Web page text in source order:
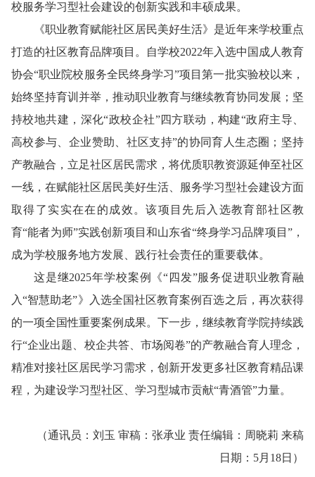
校服务学习型社会建设的创新实践和丰硕成果。
《职业教育赋能社区居民美好生活》是近年来学校重点
打造的社区教育品牌项目。自学校2022年入选中国成人教育
协会“职业院校服务全民终身学习”项目第一批实验校以来，
始终坚持育训并举，推动职业教育与继续教育协同发展；坚
持校地共建，深化“政校企社”四方联动，构建“政府主导、
高校参与、企业赞助、社区支持”的协同育人生态圈；坚持
产教融合，立足社区居民需求，将优质职教资源延伸至社区
一线，在赋能社区居民美好生活、服务学习型社会建设方面
取得了实实在在的成效。该项目先后入选教育部社区教
育“能者为师”实践创新项目和山东省“终身学习品牌项目”，
成为学校服务地方发展、践行社会责任的重要载体。
这是继2025年学校案例《“四发”服务促进职业教育融
入“智慧助老”》入选全国社区教育案例百选之后，再次获得
的一项全国性重要案例成果。下一步，继续教育学院持续践
行“企业出题、校企共答、市场阅卷”的产教融合育人理念，
精准对接社区居民学习需求，创新开发更多社区教育精品课
程，为建设学习型社区、学习型城市贡献“青酒管”力量。
（通讯员：刘玉 审稿：张承业 责任编辑：周晓莉 来稿
日期：5月18日）